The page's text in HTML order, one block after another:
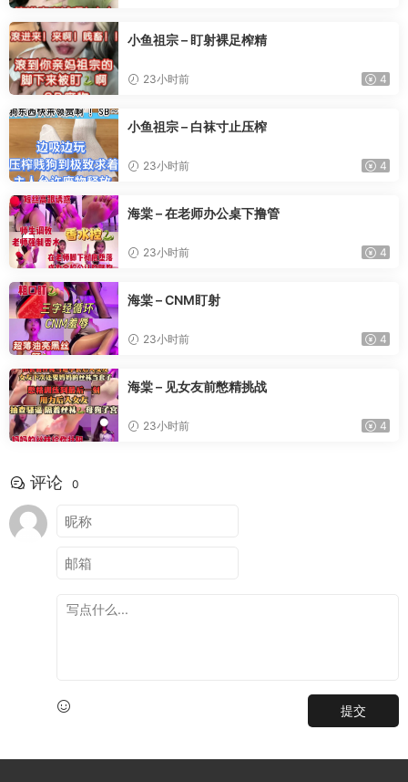
小鱼祖宗 – 盯射裸足榨精
23小时前 4
小鱼祖宗 – 白袜寸止压榨
23小时前 4
海棠 – 在老师办公桌下撸管
23小时前 4
海棠 – CNM盯射
23小时前 4
海棠 – 见女友前憋精挑战
23小时前 4
评论 0
提交